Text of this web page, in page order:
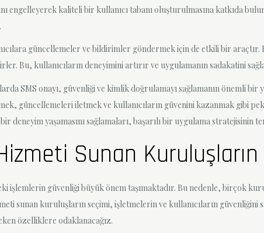
engelleyerek kaliteli bir kullanıcı tabanı oluşturulmasına katkıda
güncellemeler ve bildirimler göndermek için de etkili bir
Bu, kullanıcıların deneyimini artırır ve uygulamanın sadakatini
SMS onayı, güvenliği ve kimlik doğrulamayı sağlamanın önemli
güncellemeleri iletmek ve kullanıcıların güvenini kazanmak gibi
deneyim yaşamasını sağlamaları, başarılı bir uygulama stratejisinin
Sunan
işlemlerin güvenliği büyük önem taşımaktadır. Bu nedenle, birçok
sunan kuruluşların seçimi, işletmelerin ve kullanıcıların
özelliklere odaklanacağız.